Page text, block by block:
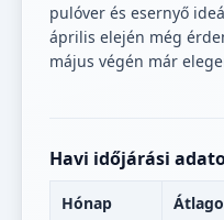
pulóver és esernyő
április elején még
május végén már
Havi időjárási
Hónap